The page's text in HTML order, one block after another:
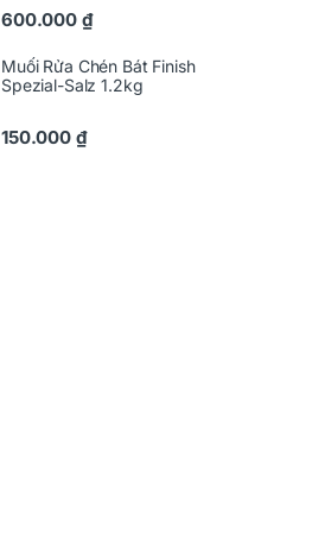
Được xếp
hạng5.005
600.000 ₫
Muối Rửa Chén Bát Finish
Spezial-Salz 1.2kg
150.000 ₫